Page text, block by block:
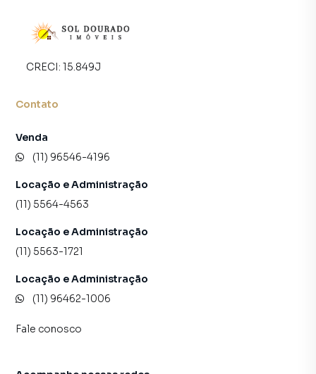
programadores, corretores treinados e uma central de
atendimento preparada para atender proprietários e
CRECI: 15.849J
Contato
Venda
(11) 96546-4196
Locação e Administração
(11) 5564-4563
Locação e Administração
(11) 5563-1721
Locação e Administração
(11) 96462-1006
Fale conosco